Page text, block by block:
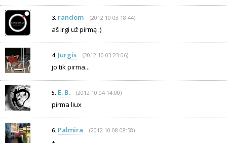
3. random (2012 10 03 18:44)
aš irgi už pirmą :)
4. Jurgis (2012 10 03 23:06)
jo tik pirma...
5. E. B. (2012 10 04 14:00)
pirma liux
6. Palmira (2012 10 08 08:58)